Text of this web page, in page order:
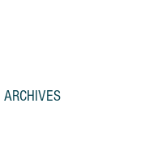
ARCHIVES